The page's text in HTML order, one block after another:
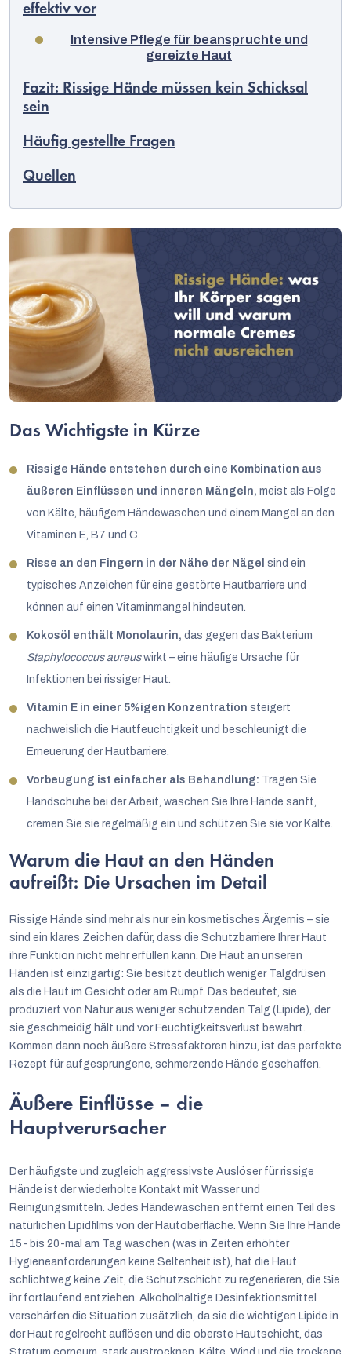
effektiv vor
Intensive Pflege für beanspruchte und
gereizte Haut
Fazit: Rissige Hände müssen kein Schicksal
sein
Häufig gestellte Fragen
Quellen
Das Wichtigste in Kürze
Rissige Hände entstehen durch eine Kombination aus
äußeren Einflüssen und inneren Mängeln, meist als Folge
von Kälte, häufigem Händewaschen und einem Mangel an den
Vitaminen E, B7 und C.
Risse an den Fingern in der Nähe der Nägel sind ein
typisches Anzeichen für eine gestörte Hautbarriere und
können auf einen Vitaminmangel hindeuten.
Kokosöl enthält Monolaurin, das gegen das Bakterium
Staphylococcus aureuswirkt – eine häufige Ursache für
Infektionen bei rissiger Haut.
Vitamin E in einer 5%igen Konzentration steigert
nachweislich die Hautfeuchtigkeit und beschleunigt die
Erneuerung der Hautbarriere.
Vorbeugung ist einfacher als Behandlung: Tragen Sie
Handschuhe bei der Arbeit, waschen Sie Ihre Hände sanft,
cremen Sie sie regelmäßig ein und schützen Sie sie vor Kälte.
Warum die Haut an den Händen
aufreißt: Die Ursachen im Detail
Rissige Hände sind mehr als nur ein kosmetisches Ärgernis – sie
sind ein klares Zeichen dafür, dass die Schutzbarriere Ihrer Haut
ihre Funktion nicht mehr erfüllen kann. Die Haut an unseren
Händen ist einzigartig: Sie besitzt deutlich weniger Talgdrüsen
als die Haut im Gesicht oder am Rumpf. Das bedeutet, sie
produziert von Natur aus weniger schützenden Talg (Lipide), der
sie geschmeidig hält und vor Feuchtigkeitsverlust bewahrt.
Kommen dann noch äußere Stressfaktoren hinzu, ist das perfekte
Rezept für aufgesprungene, schmerzende Hände geschaffen.
Äußere Einflüsse – die
Hauptverursacher
Der häufigste und zugleich aggressivste Auslöser für rissige
Hände ist der wiederholte Kontakt mit Wasser und
Reinigungsmitteln. Jedes Händewaschen entfernt einen Teil des
natürlichen Lipidfilms von der Hautoberfläche. Wenn Sie Ihre Hände
15- bis 20-mal am Tag waschen (was in Zeiten erhöhter
Hygieneanforderungen keine Seltenheit ist), hat die Haut
schlichtweg keine Zeit, die Schutzschicht zu regenerieren, die Sie
ihr fortlaufend entziehen. Alkoholhaltige Desinfektionsmittel
verschärfen die Situation zusätzlich, da sie die wichtigen Lipide in
der Haut regelrecht auflösen und die oberste Hautschicht, das